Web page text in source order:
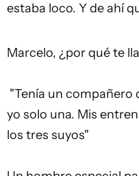
estaba loco. Y de ahí
Marcelo, ¿por qué te
"Tenía un
yo solo una. Mis
los tres suyos"